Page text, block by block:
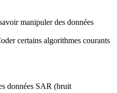
manipuler des données
certains algorithmes courants
données SAR (bruit